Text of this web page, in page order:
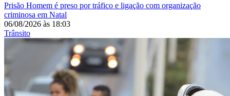
Prisão Homem é preso por tráfico e ligação com organização
criminosa em Natal
06/08/2026 às 18:03
Trânsito